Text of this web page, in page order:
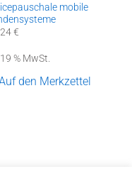
mobile
€
% MwSt.
den Merkzettel